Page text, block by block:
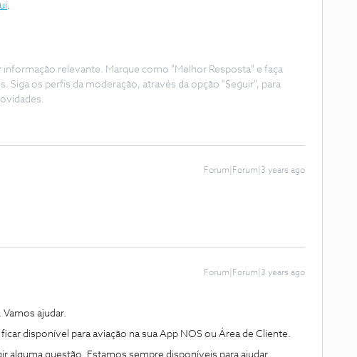
.
relevante. Marque como "Melhor Resposta" e faça
Siga os perfis da moderação, através da opção "Seguir", para
Forum|Forum|3 years ago
Forum|Forum|3 years ago
ajudar.
disponível para aviação na sua App NOS ou Área de Cliente.
alguma questão. Estamos sempre disponíveis para ajudar.